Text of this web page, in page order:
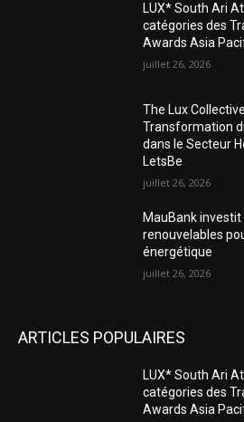
LUX* South Ari
catégories des
Awards Asia
juillet 26, 2026
The Lux
Transformation
dans le Secteur
LetsBe
juillet 26, 2026
MauBank
renouvelables
énergétique
juillet 26, 2026
ARTICLES POPULAIRES
LUX* South Ari
catégories des
Awards Asia